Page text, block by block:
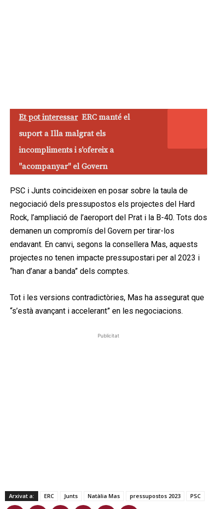
Et pot interessar ERC manté el
suport a Illa malgrat els
incompliments i s'ofereix a
"acompanyar" el Govern
PSC i Junts coincideixen en posar sobre la taula de
negociació dels pressupostos els projectes del Hard
Rock, l’ampliació de l’aeroport del Prat i la B-40. Tots dos
demanen un compromís del Govern per tirar-los
endavant. En canvi, segons la consellera Mas, aquests
projectes no tenen impacte pressupostari per al 2023 i
“han d’anar a banda” dels comptes.
Tot i les versions contradictòries, Mas ha assegurat que
“s’està avançant i accelerant” en les negociacions.
Publicitat
Arxivat a: ERC Junts Natàlia Mas pressupostos 2023 PSC